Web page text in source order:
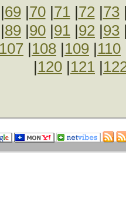
69|70|71|72|73
|89 |90 |91 |92 |93
107 |108 |109 |110
|120 |121 |